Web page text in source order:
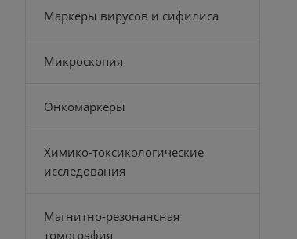
Маркеры вирусов и сифилиса
Микроскопия
Онкомаркеры
Химико-токсикологические
исследования
Магнитно-резонансная
томография